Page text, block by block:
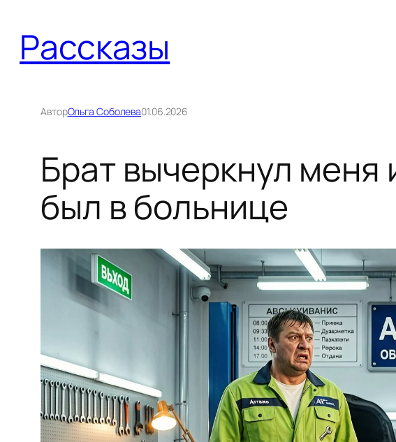
содержимому
Рассказы
АвторОльга Соболева01.06.2026
Брат вычеркнул меня
был в больнице